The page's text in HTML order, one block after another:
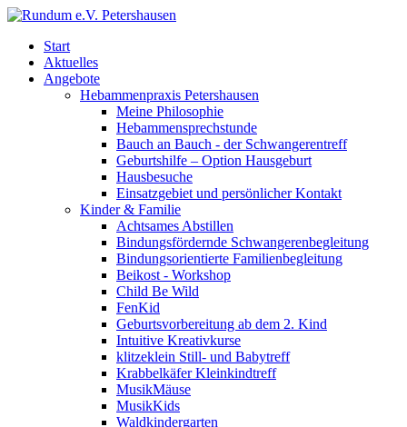
Start
Aktuelles
Angebote
Hebammenpraxis Petershausen
Meine Philosophie
Hebammensprechstunde
Bauch an Bauch - der Schwangerentreff
Geburtshilfe – Option Hausgeburt
Hausbesuche
Einsatzgebiet und persönlicher Kontakt
Kinder & Familie
Achtsames Abstillen
Bindungsfördernde Schwangerenbegleitung
Bindungsorientierte Familienbegleitung
Beikost - Workshop
Child Be Wild
FenKid
Geburtsvorbereitung ab dem 2. Kind
Intuitive Kreativkurse
klitzeklein Still- und Babytreff
Krabbelkäfer Kleinkindtreff
MusikMäuse
MusikKids
Waldkindergarten